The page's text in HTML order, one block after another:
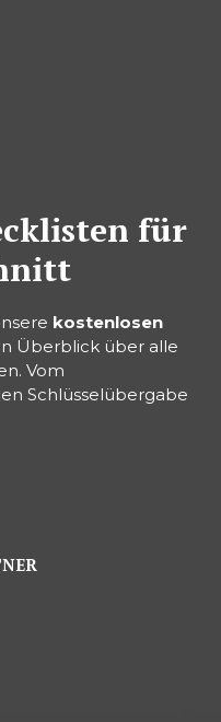
für
kostenlosen
Überblick über alle
Vom
Schlüsselübergabe